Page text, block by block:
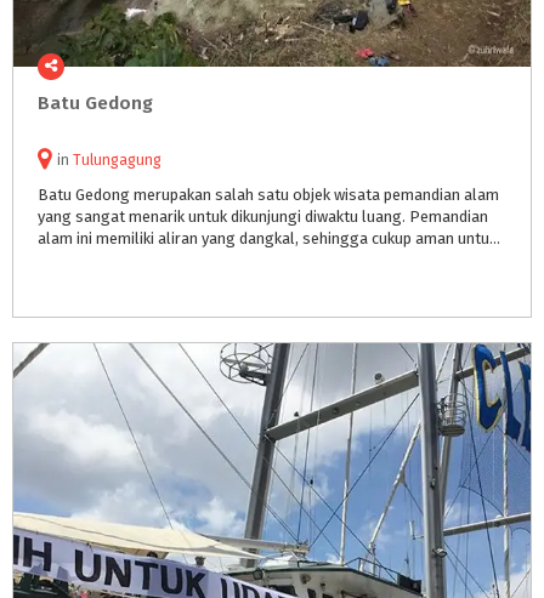
Batu Gedong
in Tulungagung
Batu Gedong merupakan salah satu objek wisata pemandian alam
yang sangat menarik untuk dikunjungi diwaktu luang. Pemandian
alam ini memiliki aliran yang dangkal, sehingga cukup aman untuk dikunjungi bersama anak-anak.